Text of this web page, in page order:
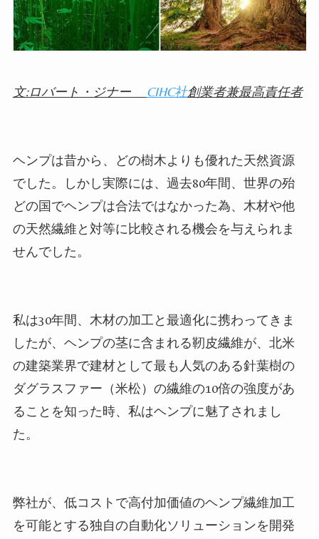
文:ロバート・ジナー CIHC社創業者兼最高責任者
ヘンプは昔から、どの樹木よりも優れた天然資源
でした。しかし実際には、過去80年間、世界の殆
どの国でヘンプは合法ではなかった為、木材や他
の天然繊維と対等に比較される機会を与えられま
せんでした。
私は30年間、木材の加工と最適化に携わってきま
したが、ヘンプの茎に含まれる靭皮繊維が、北米
の建築業界で建材として最も人気のある針葉樹の
ダグラスファー（米松） の繊維の10倍の強度があ
ることを知った時、私はヘンプに魅了されまし
た。
弊社が、低コストで高付加価値のヘンプ繊維加工
を可能とする独自の自動化ソリューションを開発